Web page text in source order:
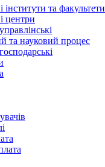
інститути та факультети
центри
та науковий процес